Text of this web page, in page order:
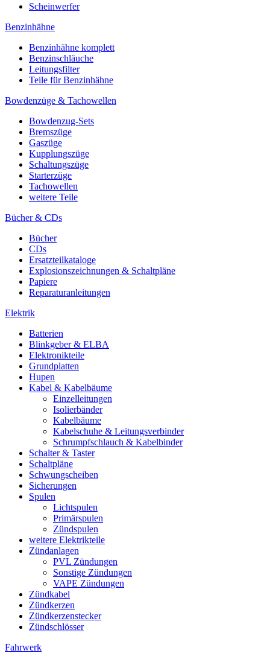
Scheinwerfer
Benzinhähne
Benzinhähne komplett
Benzinschläuche
Leitungsfilter
Teile für Benzinhähne
Bowdenzüge & Tachowellen
Bowdenzug-Sets
Bremszüge
Gaszüge
Kupplungszüge
Schaltungszüge
Starterzüge
Tachowellen
weitere Teile
Bücher & CDs
Bücher
CDs
Ersatzteilkataloge
Explosionszeichnungen & Schaltpläne
Papiere
Reparaturanleitungen
Elektrik
Batterien
Blinkgeber & ELBA
Elektronikteile
Grundplatten
Hupen
Kabel & Kabelbäume
Einzelleitungen
Isolierbänder
Kabelbäume
Kabelschuhe & Leitungsverbinder
Schrumpfschlauch & Kabelbinder
Schalter & Taster
Schaltpläne
Schwungscheiben
Sicherungen
Spulen
Lichtspulen
Primärspulen
Zündspulen
weitere Elektrikteile
Zündanlagen
PVL Zündungen
Sonstige Zündungen
VAPE Zündungen
Zündkabel
Zündkerzen
Zündkerzenstecker
Zündschlösser
Fahrwerk